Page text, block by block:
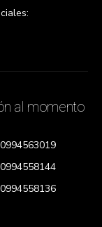
al momento